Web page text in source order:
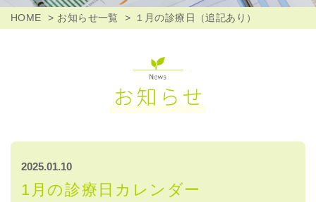
HOME お知らせ一覧 １月の診療日（追記あり）
2025.01.10
1月の診療日カレンダー